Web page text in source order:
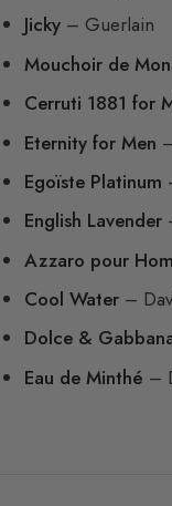
Jicky – Guerlain
Mouchoir de
Cerruti 1881 for
Eternity for Men
Egoïste Platinum
English Lavender
Azzaro pour
Cool Water –
Dolce &
Eau de Minthé –